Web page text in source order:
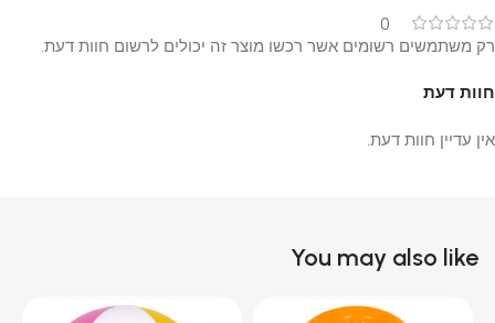
0
חוות דעת
אין עדיין חוות דעת.
רק משתמשים רשומים אשר רכשו מוצר זה יכולים לרשום חוות דעת.
You may also like